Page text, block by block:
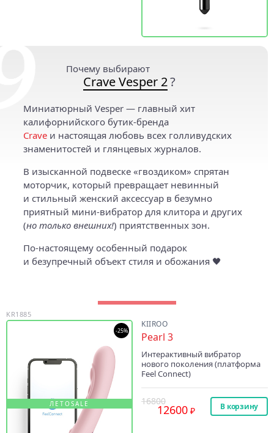
Почему выбирают
Crave Vesper 2?
Миниатюрный Vesper — главный хит
калифорнийского бутик-бренда
Crave и настоящая любовь всех голливудских
знаменитостей и глянцевых журналов.
В изысканной подвеске «гвоздиком» спрятан
моторчик, который превращает невинный
и стильный женский аксессуар в безумно
приятный мини-вибратор для клитора и других
(но только внешних!) приятственных зон.
По-настоящему особенный подарок
и безупречный объект стиля и обожания 🖤
ЛЕТОSALE
KIIROO
Pearl 3
Интерактивный вибратор
нового поколения (платформа
Feel Connect)
KR1885
16800
12600
-25%
В корзину